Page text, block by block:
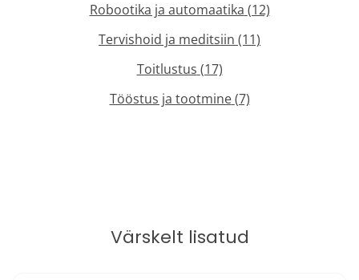
Robootika ja automaatika (12)
Tervishoid ja meditsiin (11)
Toitlustus (17)
Tööstus ja tootmine (7)
Värskelt lisatud